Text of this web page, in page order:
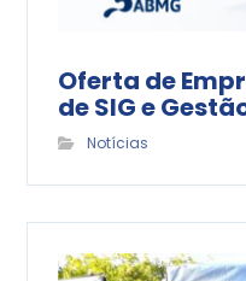
Oferta de
de SIG e
Notícias